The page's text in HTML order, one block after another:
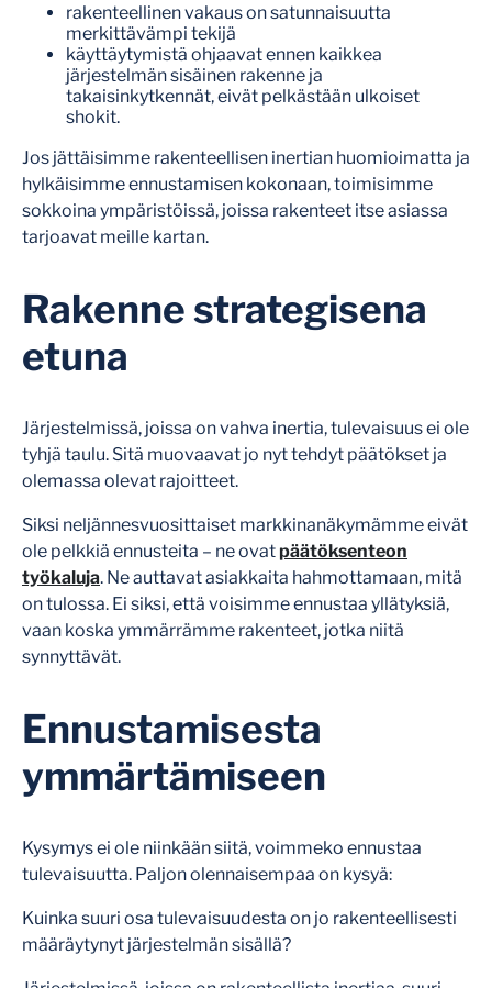
rakenteellinen vakaus on satunnaisuutta
merkittävämpi tekijä
käyttäytymistä ohjaavat ennen kaikkea
järjestelmän sisäinen rakenne ja
takaisinkytkennät, eivät pelkästään ulkoiset
shokit.
Jos jättäisimme rakenteellisen inertian huomioimatta ja
hylkäisimme ennustamisen kokonaan, toimisimme
sokkoina ympäristöissä, joissa rakenteet itse asiassa
tarjoavat meille kartan.
Rakenne strategisena
etuna
Järjestelmissä, joissa on vahva inertia, tulevaisuus ei ole
tyhjä taulu. Sitä muovaavat jo nyt tehdyt päätökset ja
olemassa olevat rajoitteet.
Siksi neljännesvuosittaiset markkinanäkymämme eivät
ole pelkkiä ennusteita – ne ovatpäätöksenteon
työkaluja. Ne auttavat asiakkaita hahmottamaan, mitä
on tulossa. Ei siksi, että voisimme ennustaa yllätyksiä,
vaan koska ymmärrämme rakenteet, jotka niitä
synnyttävät.
Ennustamisesta
ymmärtämiseen
Kysymys ei ole niinkään siitä, voimmeko ennustaa
tulevaisuutta. Paljon olennaisempaa on kysyä:
Kuinka suuri osa tulevaisuudesta on jo rakenteellisesti
määräytynyt järjestelmän sisällä?